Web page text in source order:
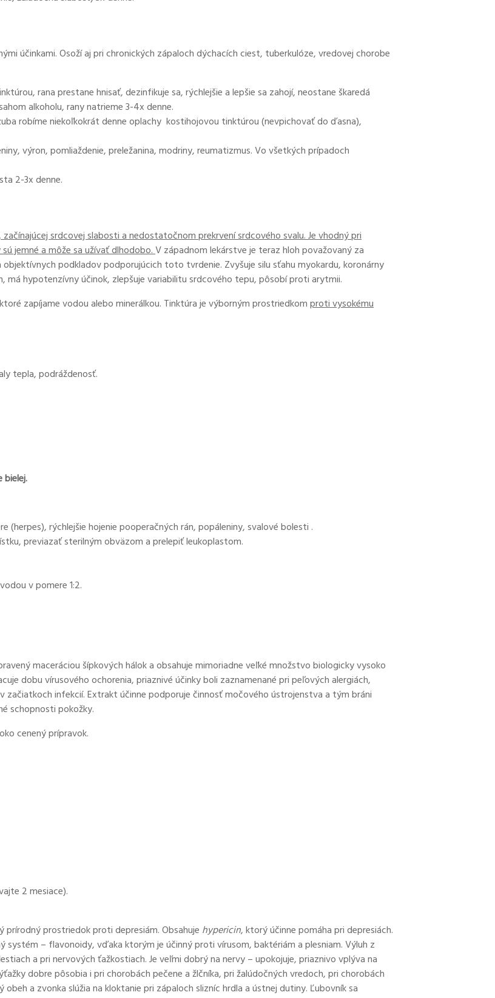
účinkami. Osoží aj pri chronických zápaloch dýchacích ciest, tuberkulóze, vredovej chorobe
rana prestane hnisať, dezinfikuje sa, rýchlejšie a lepšie sa zahojí, neostane škaredá
alkoholu, rany natrieme 3-4x denne.
robíme niekoľkokrát denne oplachy kostihojovou tinktúrou (nevpichovať do ďasna),
výron, pomliaždenie, preležanina, modriny, reumatizmus. Vo všetkých prípadoch
2-3x denne.
srdcovej slabosti a nedostatočnom prekrvení srdcového svalu. Je vhodný pri
jemné a môže sa užívať dlhodobo.V západnom lekárstve je teraz hloh považovaný za
podkladov podporujúcich toto tvrdenie. Zvyšuje silu sťahu myokardu, koronárny
má hypotenzívny účinok, zlepšuje variabilitu srdcového tepu, pôsobí proti arytmii.
zapíjame vodou alebo minerálkou. Tinktúra je výborným prostriedkomproti vysokému
tepla, podráždenosť.
bielej.
(herpes), rýchlejšie hojenie pooperačných rán, popáleniny, svalové bolesti .
previazať sterilným obväzom a prelepiť leukoplastom.
v pomere 1:2.
maceráciou šípkových hálok a obsahuje mimoriadne veľké množstvo biologicky vysoko
dobu vírusového ochorenia, priaznivé účinky boli zaznamenané pri peľových alergiách,
začiatkoch infekcií. Extrakt účinne podporuje činnosť močového ústrojenstva a tým bráni
schopnosti pokožky.
cenený prípravok.
2 mesiace).
prostriedok proti depresiám. Obsahuje hypericin, ktorý účinne pomáha pri depresiách.
– flavonoidy, vďaka ktorým je účinný proti vírusom, baktériám a plesniam. Výluh z
a pri nervových ťažkostiach. Je veľmi dobrý na nervy – upokojuje, priaznivo vplýva na
dobre pôsobia i pri chorobách pečene a žlčníka, pri žalúdočných vredoch, pri chorobách
a zvonka slúžia na kloktanie pri zápaloch slizníc hrdla a ústnej dutiny. Ľubovník sa